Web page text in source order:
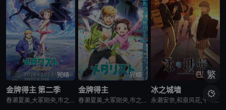
完结
金牌得主 第二季
春濑夏美,大冢刚央,市之濑加那,内田雄马,小市真琴,坂泰斗,阿部菜摘子,伊藤舞音,长绳麻理亚,田中美海,远野光,田中贵子,夏吉优子,山村响,蓝原琴美,茅野爱衣
完结
金牌得主
春濑夏美,大冢刚央,市之濑加那,内田雄马
已完结
冰之城墙
永濑安奈,和泉风花,千叶翔也,猪股慧士,新福樱,小林千晃,鬼头明里,波多野翔,川井田夏海
繁
